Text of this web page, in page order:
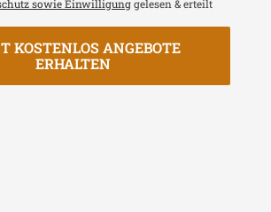
sowie Einwilligung gelesen & erteilt
KOSTENLOS ANGEBOTE
ERHALTEN